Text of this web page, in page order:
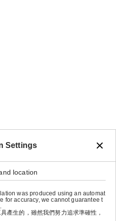
示 会社概要
Settings
location
was produced using an automat
for accuracy, we cannot guarantee t
產生的，雖然我們努力追求準確性，